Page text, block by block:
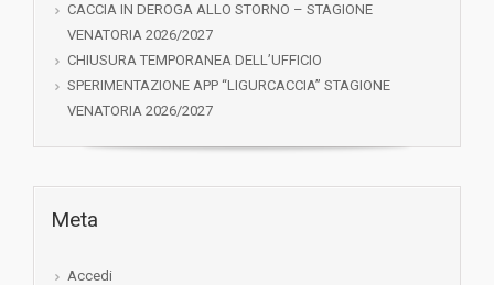
CACCIA IN DEROGA ALLO STORNO – STAGIONE
VENATORIA 2026/2027
CHIUSURA TEMPORANEA DELL’UFFICIO
SPERIMENTAZIONE APP “LIGURCACCIA” STAGIONE
VENATORIA 2026/2027
Meta
Accedi